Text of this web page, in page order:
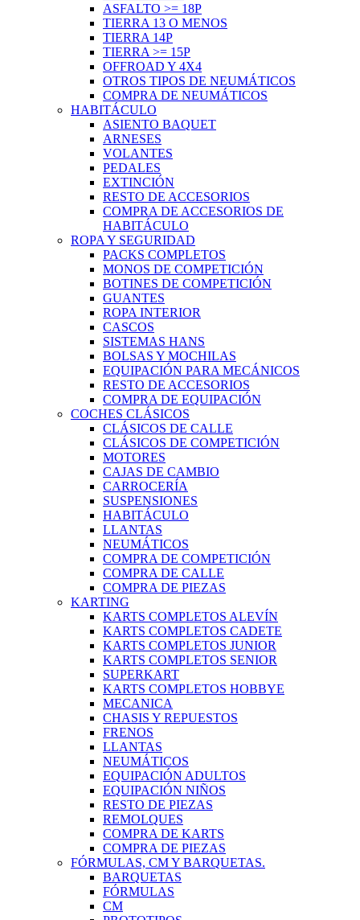
ASFALTO >= 18P
TIERRA 13 O MENOS
TIERRA 14P
TIERRA >= 15P
OFFROAD Y 4X4
OTROS TIPOS DE NEUMÁTICOS
COMPRA DE NEUMÁTICOS
HABITÁCULO
ASIENTO BAQUET
ARNESES
VOLANTES
PEDALES
EXTINCIÓN
RESTO DE ACCESORIOS
COMPRA DE ACCESORIOS DE
HABITÁCULO
ROPA Y SEGURIDAD
PACKS COMPLETOS
MONOS DE COMPETICIÓN
BOTINES DE COMPETICIÓN
GUANTES
ROPA INTERIOR
CASCOS
SISTEMAS HANS
BOLSAS Y MOCHILAS
EQUIPACIÓN PARA MECÁNICOS
RESTO DE ACCESORIOS
COMPRA DE EQUIPACIÓN
COCHES CLÁSICOS
CLÁSICOS DE CALLE
CLÁSICOS DE COMPETICIÓN
MOTORES
CAJAS DE CAMBIO
CARROCERÍA
SUSPENSIONES
HABITÁCULO
LLANTAS
NEUMÁTICOS
COMPRA DE COMPETICIÓN
COMPRA DE CALLE
COMPRA DE PIEZAS
KARTING
KARTS COMPLETOS ALEVÍN
KARTS COMPLETOS CADETE
KARTS COMPLETOS JUNIOR
KARTS COMPLETOS SENIOR
SUPERKART
KARTS COMPLETOS HOBBYE
MECANICA
CHASIS Y REPUESTOS
FRENOS
LLANTAS
NEUMÁTICOS
EQUIPACIÓN ADULTOS
EQUIPACIÓN NIÑOS
RESTO DE PIEZAS
REMOLQUES
COMPRA DE KARTS
COMPRA DE PIEZAS
FÓRMULAS, CM Y BARQUETAS.
BARQUETAS
FÓRMULAS
CM